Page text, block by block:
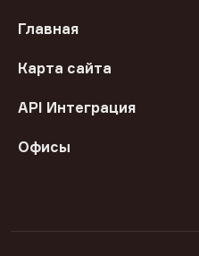
Главная
Карта сайта
API Интеграция
Офисы